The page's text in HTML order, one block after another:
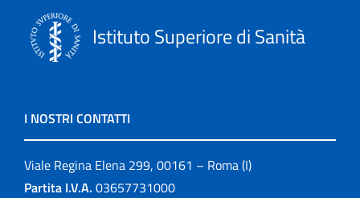
Istituto Superiore di Sanità
I NOSTRI CONTATTI
Viale Regina Elena 299, 00161 – Roma (I)
Partita I.V.A. 03657731000